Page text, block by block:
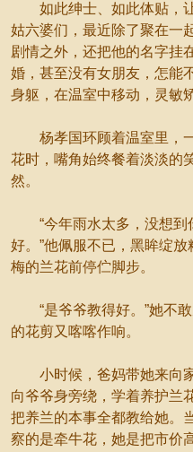
如此绅士、如此体贴，让
姑六婆们，最近除了聚在一
剧情之外，还把他的名字挂
婚，甚至没有女朋友，怎能
身躯，在温室中移动，灵敏
杨孝国环顾着温室里，一
花时，嘴角始终餐着淡淡的
然。
“今年雨水太多，没想到
好。”他佩服不已，黑眸绽
梅的兰花前停伫脚步。
“是爷爷教得好。”她不敢
的花剪又喀喀作响。
小时候，爸妈带她来向家
向爷爷身旁绕，学着养护兰
把养兰的本事全都教给她。
察的是牵牛花，她是把市价